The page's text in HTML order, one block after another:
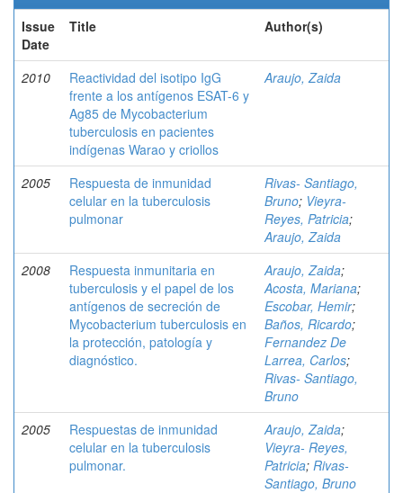
Issue
Date
Title Author(s)
2010
Reactividad del isotipo IgG
frente a los antígenos ESAT-6 y
Ag85 de Mycobacterium
tuberculosis en pacientes
indígenas Warao y criollos
Araujo, Zaida
2005
Respuesta de inmunidad
celular en la tuberculosis
pulmonar
Rivas- Santiago,
Bruno; Vieyra-
Reyes, Patricia;
Araujo, Zaida
2008
Respuesta inmunitaria en
tuberculosis y el papel de los
antígenos de secreción de
Mycobacterium tuberculosis en
la protección, patología y
diagnóstico.
Araujo, Zaida;
Acosta, Mariana;
Escobar, Hemir;
Baños, Ricardo;
Fernandez De
Larrea, Carlos;
Rivas- Santiago,
Bruno
2005
Respuestas de inmunidad
celular en la tuberculosis
pulmonar.
Araujo, Zaida;
Vieyra- Reyes,
Patricia; Rivas-
Santiago, Bruno